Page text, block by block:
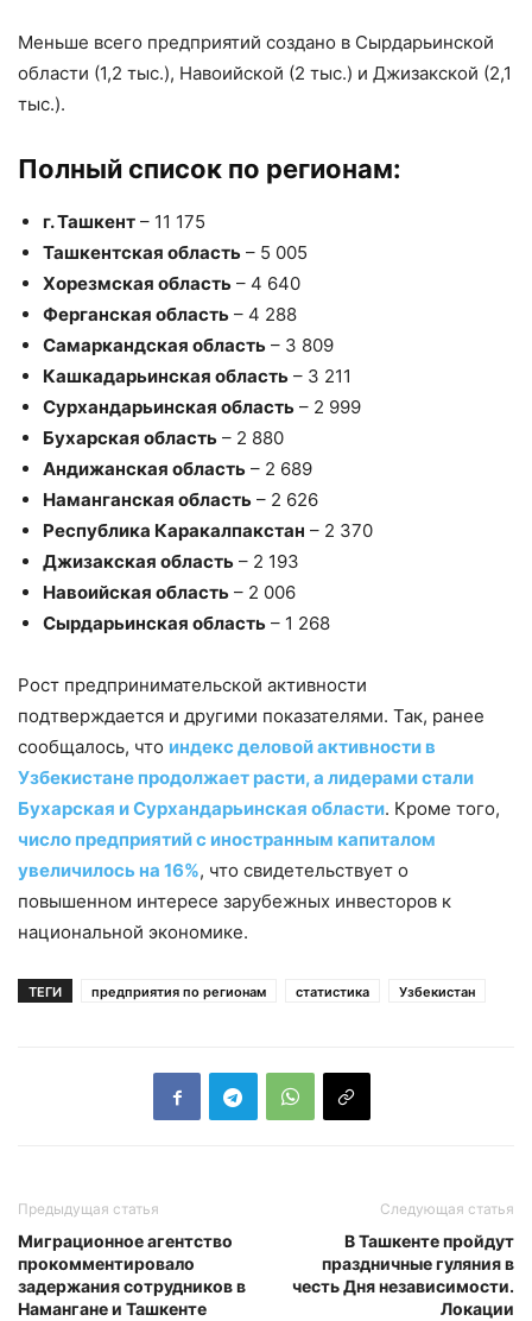
Меньше всего предприятий создано в Сырдарьинской
области (1,2 тыс.), Навоийской (2 тыс.) и Джизакской (2,1
тыс.).
Полный список по регионам:
г. Ташкент – 11 175
Ташкентская область – 5 005
Хорезмская область – 4 640
Ферганская область – 4 288
Самаркандская область – 3 809
Кашкадарьинская область – 3 211
Сурхандарьинская область – 2 999
Бухарская область – 2 880
Андижанская область – 2 689
Наманганская область – 2 626
Республика Каракалпакстан – 2 370
Джизакская область – 2 193
Навоийская область – 2 006
Сырдарьинская область – 1 268
Рост предпринимательской активности
подтверждается и другими показателями. Так, ранее
сообщалось, что индекс деловой активности в
Узбекистане продолжает расти, а лидерами стали
Бухарская и Сурхандарьинская области. Кроме того,
число предприятий с иностранным капиталом
увеличилось на 16%, что свидетельствует о
повышенном интересе зарубежных инвесторов к
национальной экономике.
ТЕГИ предприятия по регионам статистика Узбекистан
Предыдущая статья
Миграционное агентство
прокомментировало
задержания сотрудников в
Намангане и Ташкенте
Следующая статья
В Ташкенте пройдут
праздничные гуляния в
честь Дня независимости.
Локации